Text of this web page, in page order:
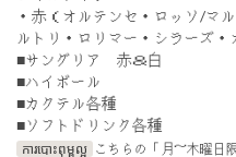
・赤（オルテンセ・ロッソ/マ
ルトリ・ロリマー・シラーズ・
■サングリア 赤＆白
■ハイボール
■カクテル各種
■ソフトドリンク各種
ការបោះពុម្ពល្អ こちらの「月～木曜日